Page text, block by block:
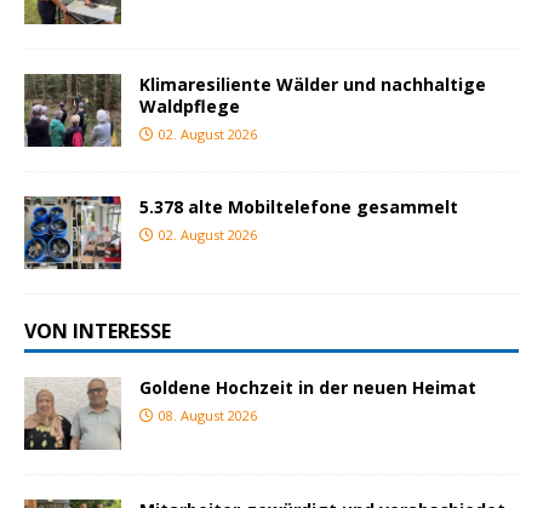
Klimaresiliente Wälder und nachhaltige
Waldpflege
02. August 2026
5.378 alte Mobiltelefone gesammelt
02. August 2026
VON INTERESSE
Goldene Hochzeit in der neuen Heimat
08. August 2026